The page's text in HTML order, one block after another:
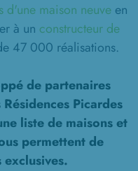
d'une maison neuve en
à un constructeur de
47 000 réalisations.
de partenaires
Picardes
liste de maisons et
permettent de